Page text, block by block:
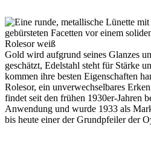
Rolesor weiß
Gold wird aufgrund seines Glanzes
geschätzt, Edelstahl steht für Stärke
kommen ihre besten Eigenschaften
Rolesor, ein unverwechsel­bares
findet seit den frühen 1930er-Jahren
Anwendung und wurde 1933 als
bis heute einer der Grundpfeiler der